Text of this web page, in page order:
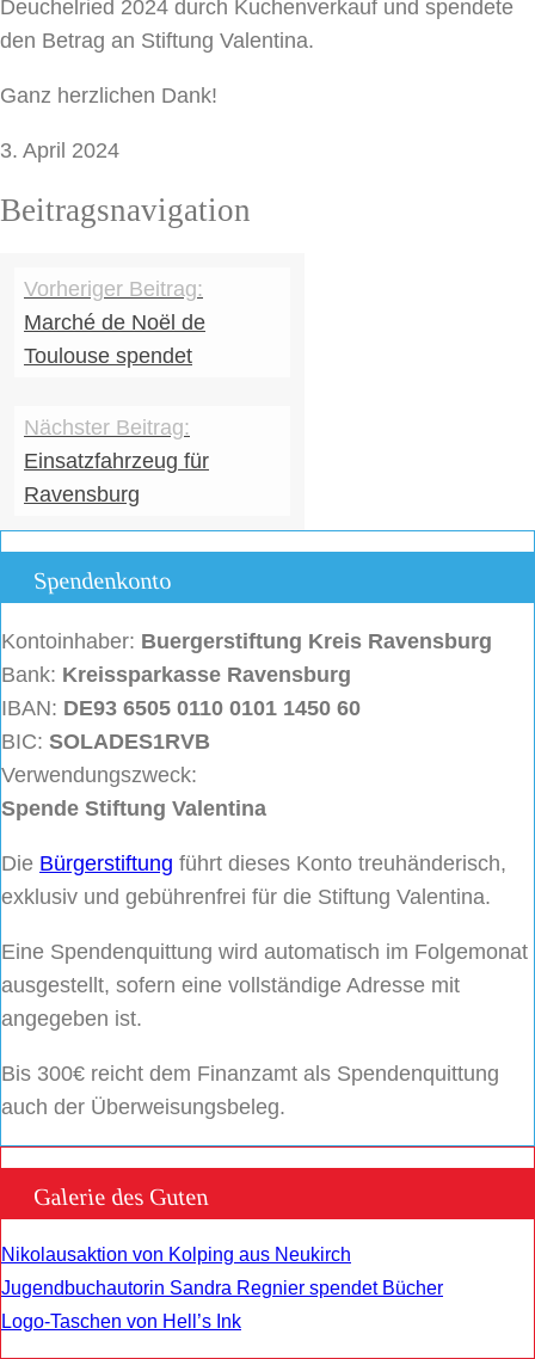
Deuchelried 2024 durch Kuchenverkauf und spendete
den Betrag an Stiftung Valentina.
Ganz herzlichen Dank!
3. April 2024
Beitragsnavigation
Marché de Noël de
Toulouse spendet
Einsatzfahrzeug für
Ravensburg
Spendenkonto
Kontoinhaber: Buergerstiftung Kreis Ravensburg
Bank: Kreissparkasse Ravensburg
IBAN: DE93 6505 0110 0101 1450 60
BIC: SOLADES1RVB
Verwendungszweck:
Spende Stiftung Valentina
Die Bürgerstiftung führt dieses Konto treuhänderisch,
exklusiv und gebührenfrei für die Stiftung Valentina.
Eine Spendenquittung wird automatisch im Folgemonat
ausgestellt, sofern eine vollständige Adresse mit
angegeben ist.
Bis 300€ reicht dem Finanzamt als Spendenquittung
auch der Überweisungsbeleg.
Galerie des Guten
Nikolausaktion von Kolping aus Neukirch
Jugendbuchautorin Sandra Regnier spendet Bücher
Logo-Taschen von Hell’s Ink